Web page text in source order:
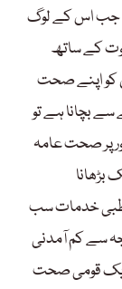
جب اس کے لوگ
کے ساتھ
کو اپنے صحت
بچانا ہے تو
پر صحت عامہ
از کم 5 فیصدتک بڑھانا
طبی خدمات سب
سے کم آمدنی
ایک قومی صحت